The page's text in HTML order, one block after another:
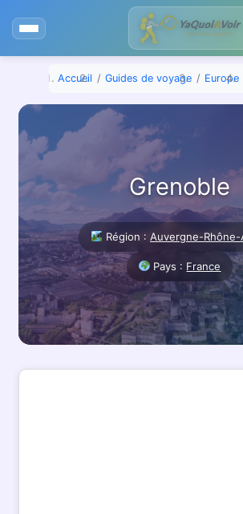
Accueil Guides de voyage Europe
Grenoble
Région : Auvergne-Rhône-
Pays : France